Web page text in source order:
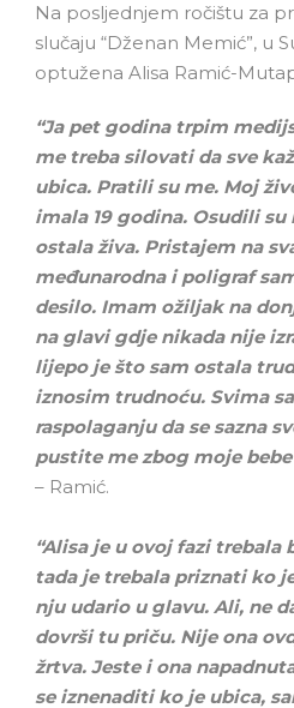
Na posljednjem ročištu za
slučaju “Dženan Memić”, u
optužena Alisa Ramić-
“Ja pet godina trpim
me treba silovati da sve
ubica. Pratili su me. Moj
imala 19 godina. Osudili su
ostala živa. Pristajem na
međunarodna i poligraf
desilo. Imam ožiljak na
na glavi gdje nikada nije
lijepo je što sam ostala
iznosim trudnoću. Svima
raspolaganju da se sazna
pustite me zbog moje
– Ramić.
“Alisa je u ovoj fazi
tada je trebala priznati ko
nju udario u glavu. Ali, ne
dovrši tu priču. Nije ona
žrtva. Jeste i ona
se iznenaditi ko je ubica,